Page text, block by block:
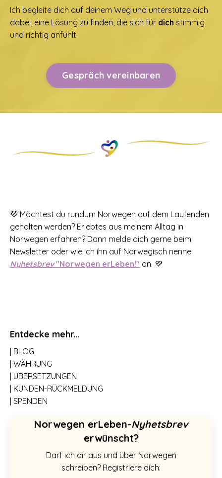
Ich begleite dich auf deinem Weg und unterstütze dich
dabei, eine Lösung zu finden, die sich für dich stimmig
und richtig anfühlt.
Gespräch vereinbaren
💜 Möchtest du rundum Norwegen auf dem Laufenden
gehalten werden? Erlebtes aus meinem Alltag in
Norwegen erfahren? Dann melde dich gerne beim
Newsletter oder wie ich ihn auf Norwegisch nenne
Nyhetsbrev"Norwegen erLeben!" an. 💜
Entdecke mehr...
| BLOG
| WÄHRUNG
| ÜBERSETZUNGEN
| KUNDEN-RÜCKMELDUNG
| SPENDEN
Norwegen erLeben-Nyhetsbrev
erwünscht?
Darf ich dir aus und über Norwegen
schreiben? Registriere dich: